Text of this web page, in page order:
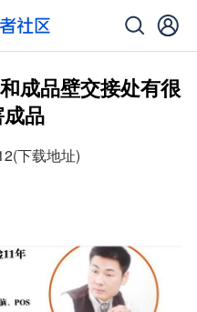
成品壁交接处有很
品
下载地址)